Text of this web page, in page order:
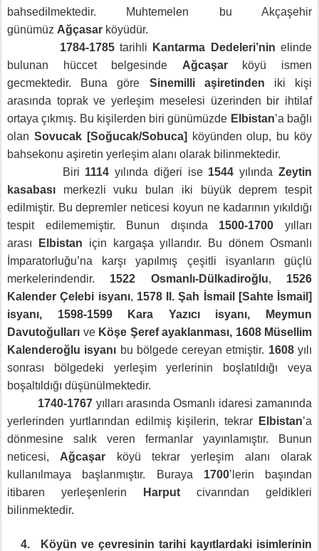
bahsedilmektedir. Muhtemelen bu Akçaşehir
günümüz Ağçasar köyüdür.
1784-1785tarihli Kantarma Dedeleri’nin elinde
bulunan hüccet belgesinde Ağcaşarköyü ismen
gecmektedir. Buna göre Sinemilli aşiretinden iki kişi
arasında toprak ve yerleşim meselesi üzerinden bir ihtilaf
ortaya çıkmış. Bu kişilerden biri günümüzde Elbistan’a bağlı
olan Sovucak [Soğucak/Sobuca] köyünden olup, bu köy
bahsekonu aşiretin yerleşim alanı olarak bilinmektedir.
Biri 1114 yılında diğeri ise 1544 yılındaZeytin
kasabası merkezli vuku bulan iki büyük deprem tespit
edilmiştir. Bu depremler neticesi koyun ne kadarının yıkıldığı
tespit edilememiştir. Bunun dışında 1500-1700 yılları
arası
Elbistan için kargaşa yıllarıdır. Bu dönem Osmanlı
İmparatorluğu’na karşı yapılmış çeşitli isyanların güçlü
merkelerindendir. 1522 Osmanlı-Dülkadiroğlu, 1526
Kalender Çelebi isyanı, 1578 II. Şah İsmail [Sahte İsmail]
isyanı, 1598-1599 Kara Yazıcı isyanı, Meymun
Davutoğulları ve Köşe Şeref ayaklanması, 1608 Müsellim
Kalenderoğlu isyanı bu bölgede cereyan etmiştir. 1608yılı
sonrası bölgedeki yerleşim yerlerinin boşlatıldığı veya
boşaltıldığı düşünülmektedir.
1740-1767 yılları arasında Osmanlı idaresi zamanında
yerlerinden yurtlarından edilmiş kişilerin, tekrar Elbistan’a
dönmesine salık veren fermanlar yayınlamıştır. Bunun
neticesi, Ağcaşar
köyü tekrar yerleşim alanı olarak
kullanılmaya başlanmıştır. Buraya 1700’lerin başından
itibaren yerleşenlerin Harput civarından geldikleri
bilinmektedir.
4.
Köyün ve çevresinin tarihi kayıtlardaki isimlerinin